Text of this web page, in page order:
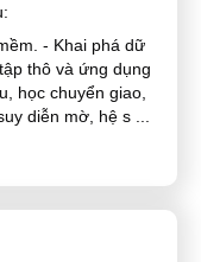
- Khai phá dữ
thô và ứng dụng
học chuyển giao,
diễn mờ, hệ s